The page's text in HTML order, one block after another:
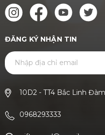
ĐĂNG KÝ NHẬN TIN
10D2 - TT4 Bắc Linh
0968293333